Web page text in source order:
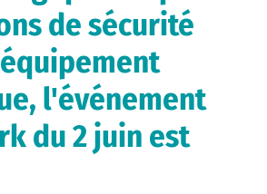
de sécurité
l'événement
du 2 juin est